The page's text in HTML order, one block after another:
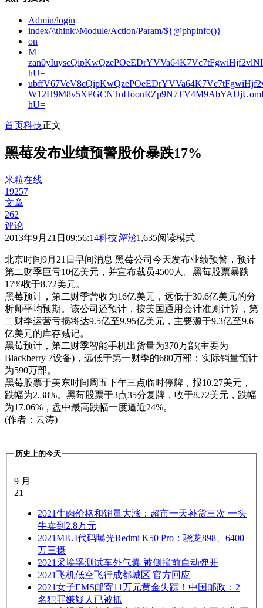
Admin/login
index/\\think\\Module/Action/Param/${@phpinfo()}
on
M
hU=
hU=
首页科技正文
黑莓发布业绩预警股价暴跌17%
米粒在线
19257
文章
262
评论
2013年9月21日09:56:14科技评论1,635阅读模式
北京时间9月21日早间消息 黑莓公司今天发布业绩预警，预计
第二财季巨亏10亿美元，并宣布裁员4500人。黑莓股票暴跌
17%收于8.72美元。
黑莓预计，第二财季营收为16亿美元，远低于30.6亿美元的分
析师平均预期。该公司还预计，按美国通用会计准则计算，第
二财季运营亏损将达9.5亿至9.95亿美元，主要源于9.3亿至9.6
亿美元的库存减记。
黑莓预计，第二财季智能手机出货量为370万部(主要为
Blackberry 7设备)，远低于第一财季的680万部；实际销量预计
为590万部。
黑莓股票于美东时间周五下午三点临时停牌，报10.27美元，
跌幅为2.38%。黑莓股票于3点35分复牌，收于8.72美元，跌幅
为17.06%，盘中最高跌幅一度逼近24%。
(作者：云涛)
历史上的今天
9 月
21
2021牛肉价格和销量大涨：超市一天补货三次 一头
牛卖到2.8万元
2021MIUI代码曝光Redmi K50 Pro：骁龙898、6400
万三摄
2021采埃孚测试车外气囊 被侧撞前自动弹开
2021飞机低空飞行成都城区 官方回应
2021女子EMS邮寄11万元黄金失踪！中国邮政：2
名犯罪嫌疑人已被抓